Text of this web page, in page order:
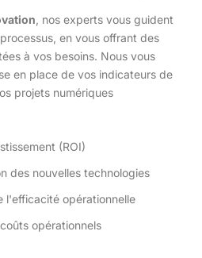
, nos experts vous guident
en vous offrant des
à vos besoins. Nous vous
en place de vos indicateurs de
projets numériques
(ROI)
des nouvelles technologies
l'efficacité opérationnelle
opérationnels